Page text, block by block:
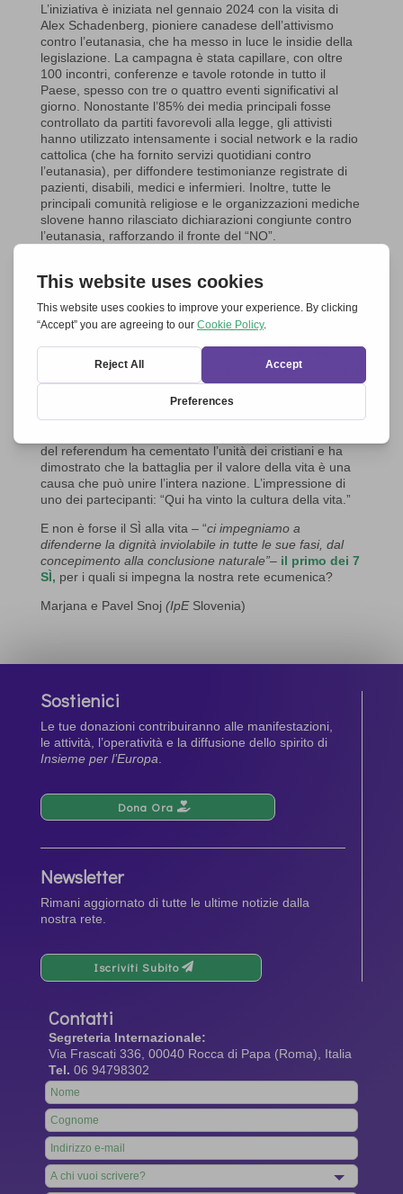
L’iniziativa è iniziata nel gennaio 2024 con la visita di
Alex Schadenberg, pioniere canadese dell’attivismo
contro l’eutanasia, che ha messo in luce le insidie della
legislazione. La campagna è stata capillare, con oltre
100 incontri, conferenze e tavole rotonde in tutto il
Paese, spesso con tre o quattro eventi significativi al
giorno. Nonostante l’85% dei media principali fosse
controllato da partiti favorevoli alla legge, gli attivisti
hanno utilizzato intensamente i social network e la radio
cattolica (che ha fornito servizi quotidiani contro
l’eutanasia), per diffondere testimonianze registrate di
pazienti, disabili, medici e infermieri. Inoltre, tutte le
principali comunità religiose e le organizzazioni mediche
slovene hanno rilasciato dichiarazioni congiunte contro
l’eutanasia, rafforzando il fronte del “NO”.
Un elemento cruciale della campagna è stato il forte
sostegno spirituale. Le comunità religiose, con il
sostegno dei vescovi sloveni, hanno organizzato le
novene e recita del Rosario (anche alle 5 del mattino via
radio), giornate di digiuno e preghiera, anche di membri
della comunità musulmana. La solidarietà di preghiera è
giunta anche dalla Croazia, dalla Bosnia e da altri Paesi
dell’Europa orientale. La partecipazione ha superato il
del referendum ha cementato l’unità dei cristiani e ha
dimostrato che la battaglia per il valore della vita è una
causa che può unire l’intera nazione. L’impressione di
uno dei partecipanti: “Qui ha vinto la cultura della vita.”
E non è forse il SÌ alla vita – “ci impegniamo a
difenderne la dignità inviolabile in tutte le sue fasi, dal
concepimento alla conclusione naturale”– il primo dei 7
SÌ, per i quali si impegna la nostra rete ecumenica?
Marjana e Pavel Snoj (IpESlovenia)
Sostienici
Le tue donazioni contribuiranno alle manifestazioni,
le attività, l’operatività e la diffusione dello spirito di
Insieme per l’Europa
Dona Ora
Newsletter
Rimani aggiornato di tutte le ultime notizie dalla
nostra rete.
Iscriviti Subito
Contatti
Segreteria Internazionale:
Via Frascati 336, 00040 Rocca di Papa (Roma), Italia
Tel. 06 94798302
Leave
this
field
blank